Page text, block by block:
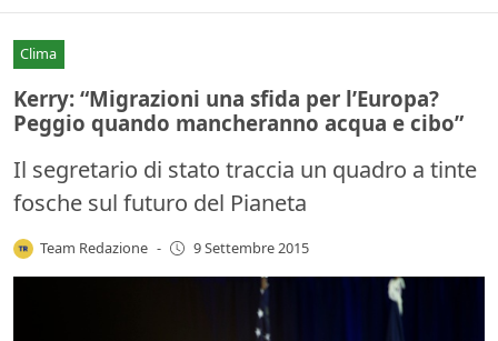
Clima
Kerry: “Migrazioni una sfida per l’Europa?
Peggio quando mancheranno acqua e cibo”
Il segretario di stato traccia un quadro a tinte
fosche sul futuro del Pianeta
Team Redazione - 9 Settembre 2015